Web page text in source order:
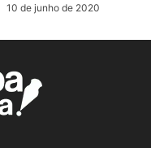
10 de junho de 2020